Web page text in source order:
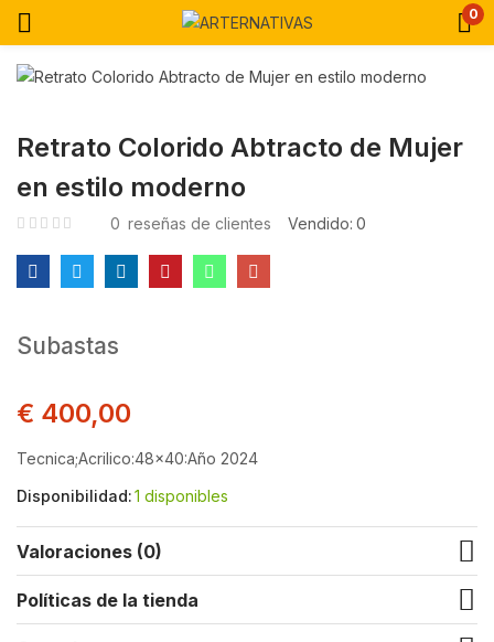
0
Retrato Colorido Abtracto de Mujer
en estilo moderno
0 reseñas de clientes Vendido: 0
Subastas
€ 400,00
Tecnica;Acrilico:48×40:Año 2024
Disponibilidad:1 disponibles
Valoraciones (0)
Políticas de la tienda